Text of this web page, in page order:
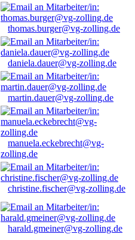
thomas.burger@vg-zolling.de
daniela.dauer@vg-zolling.de
martin.dauer@vg-zolling.de
manuela.eckebrecht@vg-
zolling.de
christine.fischer@vg-zolling.de
harald.gmeiner@vg-zolling.de